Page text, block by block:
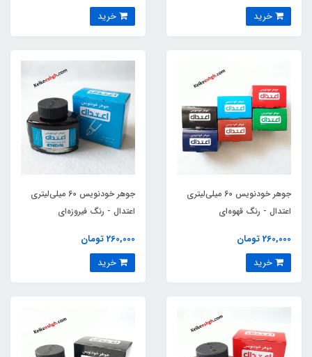
جوهر خودنویس 60 میلی‌لیتری
اعتدال - رنگ قهوه‌ای
260,000 تومان
جوهر خودنویس 60 میلی‌لیتری
اعتدال - رنگ فیروزه‌ای
260,000 تومان